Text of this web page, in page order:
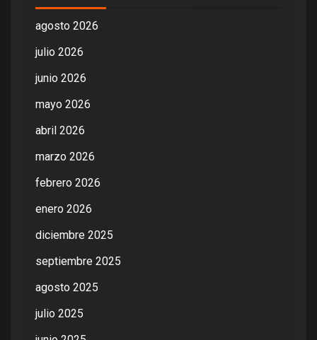
agosto 2026
julio 2026
junio 2026
mayo 2026
abril 2026
marzo 2026
febrero 2026
enero 2026
diciembre 2025
septiembre 2025
agosto 2025
julio 2025